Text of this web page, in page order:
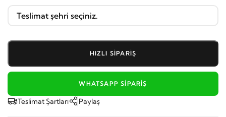
HIZLI SIPARIŞ
WHATSAPP SIPARIŞ
Teslimat Şartları Paylaş